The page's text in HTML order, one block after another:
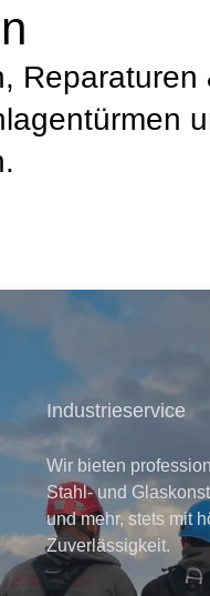
Reparaturen
Industrieservice
Wir bieten
Stahl- und
und mehr, stets mit
Zuverlässigkeit.